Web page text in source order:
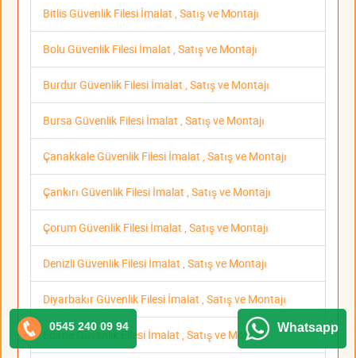
Bitlis Güvenlik Filesi İmalat , Satış ve Montajı
Bolu Güvenlik Filesi İmalat , Satış ve Montajı
Burdur Güvenlik Filesi İmalat , Satış ve Montajı
Bursa Güvenlik Filesi İmalat , Satış ve Montajı
Çanakkale Güvenlik Filesi İmalat , Satış ve Montajı
Çankırı Güvenlik Filesi İmalat , Satış ve Montajı
Çorum Güvenlik Filesi İmalat , Satış ve Montajı
Denizli Güvenlik Filesi İmalat , Satış ve Montajı
Diyarbakır Güvenlik Filesi İmalat , Satış ve Montajı
Edirne Güvenlik Filesi İmalat , Satış ve Montajı
0545 240 09 94 Whatsapp